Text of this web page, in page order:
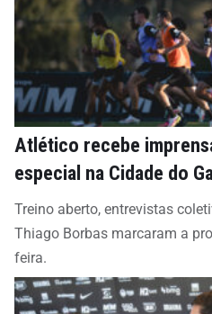
Atlético recebe
especial na Cidade do
Treino aberto, entrevistas
Thiago Borbas marcaram a
feira.